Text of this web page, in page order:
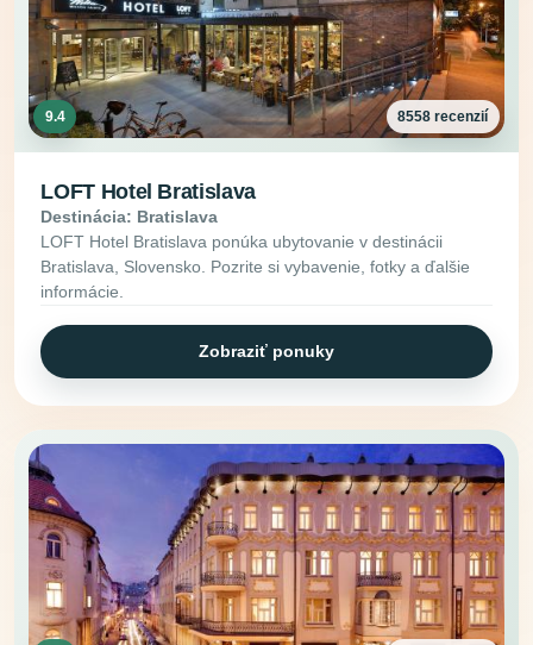
9.4 8558 recenzií
LOFT Hotel Bratislava
Destinácia: Bratislava
LOFT Hotel Bratislava ponúka ubytovanie v destinácii
Bratislava, Slovensko. Pozrite si vybavenie, fotky a ďalšie
informácie.
Zobraziť ponuky